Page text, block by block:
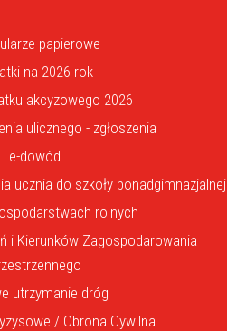
papierowe
na 2026 rok
akcyzowego 2026
ulicznego - zgłoszenia
e-dowód
ucznia do szkoły ponadgimnazjalnej
rolnych
i Kierunków Zagospodarowania
utrzymanie dróg
/ Obrona Cywilna